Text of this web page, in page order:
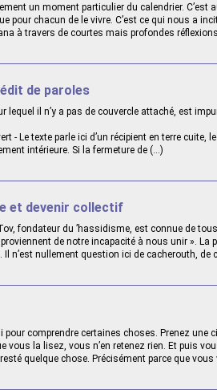
un moment particulier du calendrier. C’est
pour chacun de le vivre. C’est ce qui nous a
à travers de courtes mais profondes
de paroles
lequel il n’y a pas de couvercle attaché, est
- Le texte parle ici d’un récipient en terre cuite,
intérieure. Si la fermeture de (…)
et devenir collectif
fondateur du ’hassidisme, est connue de
de notre incapacité à nous unir ». La
n’est nullement question ici de cacherouth, de
pour comprendre certaines choses. Prenez une
vous la lisez, vous n’en retenez rien. Et puis
quelque chose. Précisément parce que